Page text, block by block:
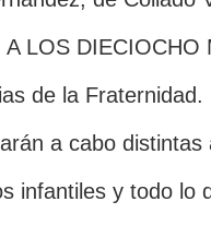
A LOS DIECIOCHO
de la Fraternidad.
a cabo distintas
infantiles y todo lo